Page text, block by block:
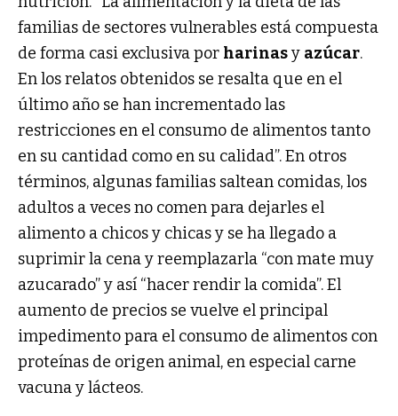
familias de sectores vulnerables está compuesta
de forma casi exclusiva por harinasy azúcar.
En los relatos obtenidos se resalta que en el
último año se han incrementado las
restricciones en el consumo de alimentos tanto
en su cantidad como en su calidad”. En otros
términos, algunas familias saltean comidas, los
adultos a veces no comen para dejarles el
alimento a chicos y chicas y se ha llegado a
suprimir la cena y reemplazarla “con mate muy
azucarado” y así “hacer rendir la comida”. El
aumento de precios se vuelve el principal
impedimento para el consumo de alimentos con
proteínas de origen animal, en especial carne
vacuna y lácteos.